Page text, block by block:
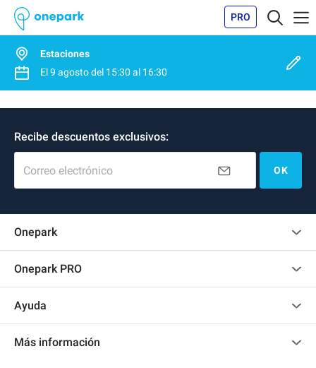
PRO
Estaciones
El9 agostodel 15:30 al 16:30
Recibe descuentos exclusivos:
Correo electrónico OK
Onepark
Onepark PRO
Convertirse en colaborador
Acceder a mi área de colaborador
Ayuda
Más información